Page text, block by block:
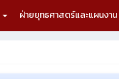
ฝ่ายยุทธศาสตร์และแผนงาน